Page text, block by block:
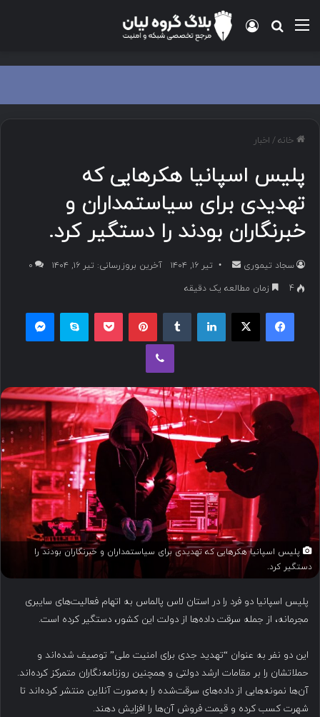
منو جستجو برای
ورود
خانه/ اخبار
پلیس اسپانیا هکرهایی که
تهدیدی برای سیاستمداران و
خبرنگاران بودند را دستگیر کرد.
سجاد تیموری
ا
ا
ی
ی
تیر ۱۶, ۱۴۰۴ آخرین بروزرسانی: تیر ۱۶, ۱۴۰۴
۰
4
زمان مطالعه یک دقیقه
فیسبوک ایکس لینکداین پینتریست پاکت اسکایپ
وایبر
پلیس اسپانیا هکرهایی که تهدیدی برای سیاستمداران و خبرنگاران بودند را
دستگیر کرد.
پلیس اسپانیا دو فرد را در استان لاس پالماس به اتهام فعالیت‌های سایبری
مجرمانه، از جمله سرقت داده‌ها از دولت این کشور، دستگیر کرده است.
این دو نفر به عنوان “تهدید جدی برای امنیت ملی” توصیف شده‌اند و
حملاتشان را بر مقامات ارشد دولتی و همچنین روزنامه‌نگاران متمرکز کرده‌اند.
آن‌ها نمونه‌هایی از داده‌های سرقت‌شده را به‌صورت آنلاین منتشر کرده‌اند تا
شهرت کسب کرده و قیمت فروش آن‌ها را افزایش دهند.